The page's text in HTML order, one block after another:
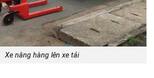
Xe nâng hàng lên xe tải